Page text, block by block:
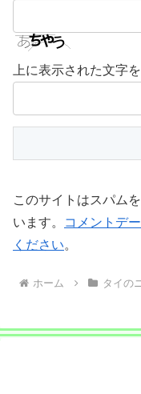
上に表示された文字
このサイトはスパム
います。
コメントデ
ください。
ホーム タイの